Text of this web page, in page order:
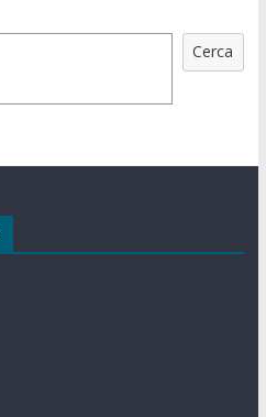
Cerca